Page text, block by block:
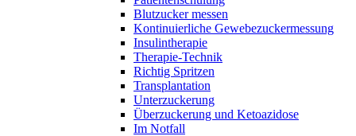
Blutzucker messen
Kontinuierliche Gewebezuckermessung
Insulintherapie
Therapie-Technik
Richtig Spritzen
Transplantation
Unterzuckerung
Überzuckerung und Ketoazidose
Im Notfall